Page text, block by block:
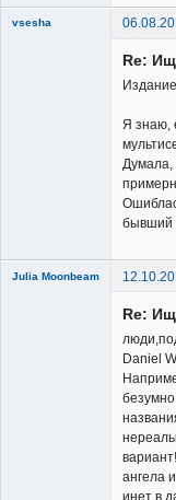
vsesha
Re:
2-
Я знаю,
Думала,
бывший
Julia Moonbeam
Re:
Daniel
ангела
инет в